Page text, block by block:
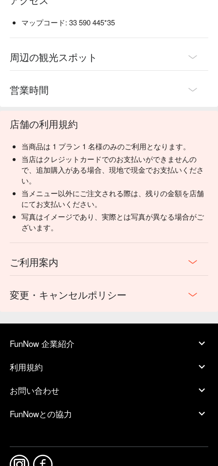
マップコード: 33 590 445*35
周辺の観光スポット
営業時間
店舗の利用規約
当商品は 1 プラン 1 名様のみのご利用となります。
当店はクレジットカードでのお支払いができませんの
で、追加購入がある場合、現地で現金でお支払いくださ
い。
当メニュー以外にご注文される際は、残りの金額を店舗
にてお支払いください。
写真はイメージであり、実際とは写真が異なる場合がご
ざいます。
ご利用案内
変更・キャンセルポリシー
FunNow 企業紹介
利用規約
お問い合わせ
FunNowとの協力